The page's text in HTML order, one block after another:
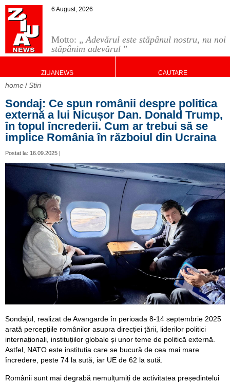
Motto: „Adevărul este stăpânul nostru, nu noi
stăpânim adevărul ”
6 August, 2026
ZIUANEWS CAUTARE
home Stiri
Sondaj: Ce spun românii despre politica
externă a lui Nicușor Dan. Donald Trump,
în topul încrederii. Cum ar trebui să se
implice România în războiul din Ucraina
Postat la: 16.09.2025 |
Sondajul, realizat de Avangarde în perioada 8-14 septembrie 2025
arată percepțiile românilor asupra direcției țării, liderilor politici
internaționali, instituțiilor globale și unor teme de politică externă.
Astfel, NATO este instituția care se bucură de cea mai mare
încredere, peste 74 la sută, iar UE de 62 la sută.
Românii sunt mai degrabă nemulțumiți de activitatea președintelui